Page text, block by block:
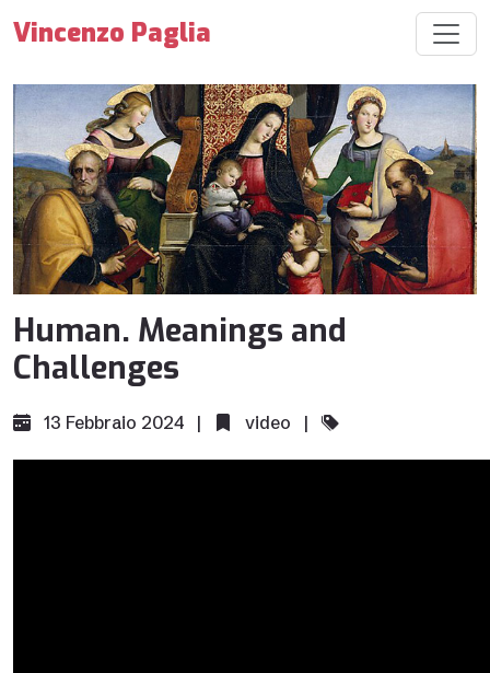
Vincenzo Paglia
Human. Meanings and
Challenges
13 Febbraio 2024 | video |